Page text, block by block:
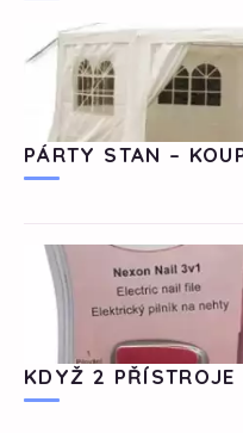
PÁRTY STAN –
KDYŽ 2